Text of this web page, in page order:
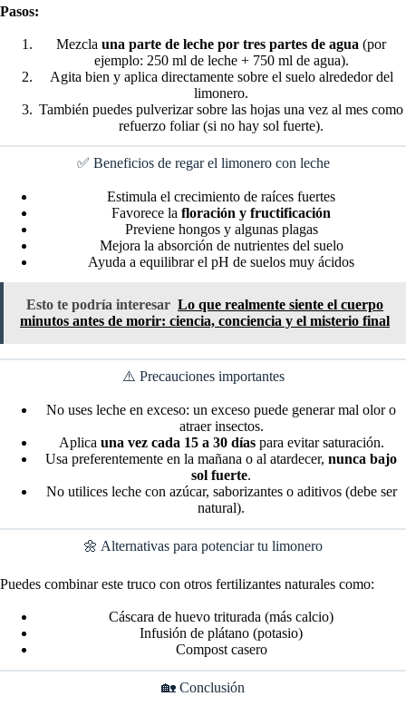
Pasos:
Mezcla una parte de leche por tres partes de agua (por
ejemplo: 250 ml de leche + 750 ml de agua).
Agita bien y aplica directamente sobre el suelo alrededor del
limonero.
También puedes pulverizar sobre las hojas una vez al mes como
refuerzo foliar (si no hay sol fuerte).
✅ Beneficios de regar el limonero con leche
Estimula el crecimiento de raíces fuertes
Favorece la floración y fructificación
Previene hongos y algunas plagas
Mejora la absorción de nutrientes del suelo
Ayuda a equilibrar el pH de suelos muy ácidos
Esto te podría interesar Lo que realmente siente el cuerpo
minutos antes de morir: ciencia, conciencia y el misterio final
⚠️ Precauciones importantes
No uses leche en exceso: un exceso puede generar mal olor o
atraer insectos.
Aplica una vez cada 15 a 30 díaspara evitar saturación.
Usa preferentemente en la mañana o al atardecer, nunca bajo
sol fuerte.
No utilices leche con azúcar, saborizantes o aditivos (debe ser
natural).
🌼 Alternativas para potenciar tu limonero
Puedes combinar este truco con otros fertilizantes naturales como:
Cáscara de huevo triturada (más calcio)
Infusión de plátano (potasio)
Compost casero
🏡 Conclusión